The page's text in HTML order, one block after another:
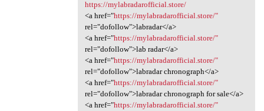
https://mylabradarofficial.store/
<a href="https://mylabradarofficial.store/"
rel="dofollow">labradar</a>
<a href="https://mylabradarofficial.store/"
rel="dofollow">lab radar</a>
<a href="https://mylabradarofficial.store/"
rel="dofollow">labradar chronograph</a>
<a href="https://mylabradarofficial.store/"
rel="dofollow">labradar chronograph for sale</a>
<a href="https://mylabradarofficial.store/"